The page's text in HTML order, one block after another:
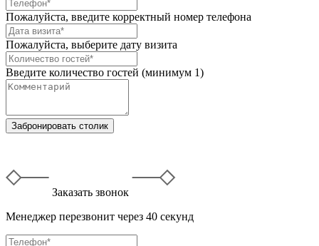
Пожалуйста, введите корректный номер телефона
Пожалуйста, выберите дату визита
Введите количество гостей (минимум 1)
Забронировать столик
Заказать звонок
Менеджер перезвонит через 40 секунд